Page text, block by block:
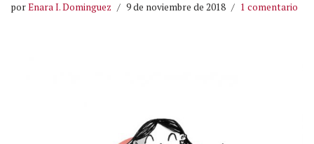
porEnara I. Dominguez 9 de noviembre de 2018 1 comentario